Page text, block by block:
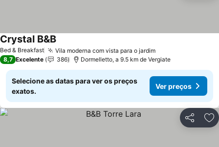
Bed & Breakfast Vila moderna com vista para o jardimVer preços
Crystal B&BVer preços
8,7 Excelente 386 Dormelletto, a 9.5 km de Vergiate
Selecione as datas para ver os preços
exatos.
Ver preços
Partilhar